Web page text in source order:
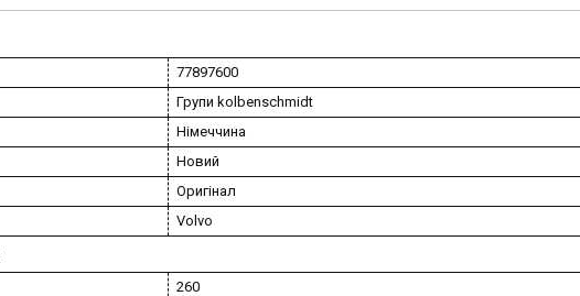
77897600
Групи kolbenschmidt
Німеччина
Новий
Оригінал
Volvo
260